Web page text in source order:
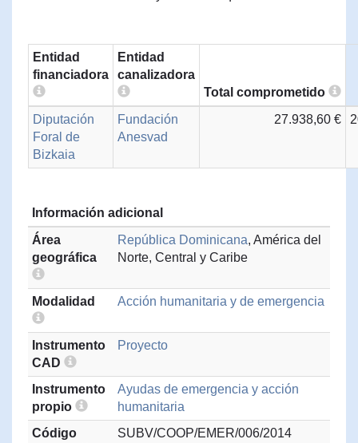
Entidad
financiadora
Entidad
canalizadora
Total comprometido
Diputación
Foral de
Bizkaia
Fundación
Anesvad
27.938,60 €
Información adicional
Área
geográfica
República Dominicana, América del
Norte, Central y Caribe
Modalidad Acción humanitaria y de emergencia
Instrumento
CAD
Proyecto
Instrumento
propio
Ayudas de emergencia y acción
humanitaria
Código
SUBV/COOP/EMER/006/2014